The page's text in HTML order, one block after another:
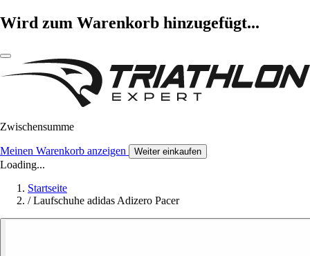
Wird zum Warenkorb hinzugefügt...
Zwischensumme
Meinen Warenkorb anzeigen Weiter einkaufen
Loading...
Startseite
/ Laufschuhe adidas Adizero Pacer